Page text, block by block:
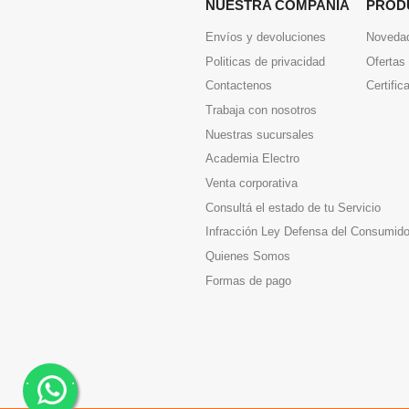
NUESTRA COMPAÑIA
Envíos y devoluciones
Politicas de privacidad
Contactenos
Trabaja con nosotros
Nuestras sucursales
Academia Electro
Venta corporativa
Consultá el estado de tu Servicio
Infracción Ley Defensa del
Quienes Somos
Formas de pago
Ofertas
. .